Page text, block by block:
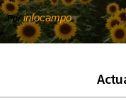
Porinfocampo